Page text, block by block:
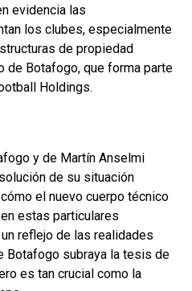
evidencia las
los clubes, especialmente
de propiedad
de Botafogo, que forma parte
Holdings.
y de Martín Anselmi
de su situación
el nuevo cuerpo técnico
estas particulares
reflejo de las realidades
Botafogo subraya la tesis de
es tan crucial como la